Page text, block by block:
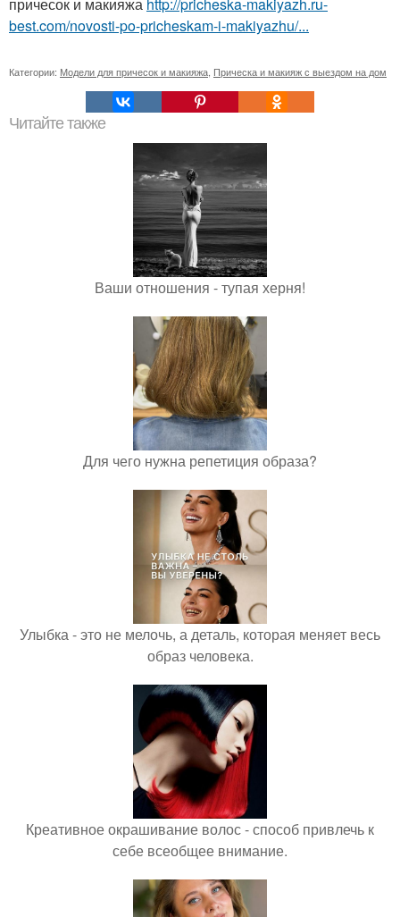
причесок и макияжа http://pricheska-makiyazh.ru-
best.com/novosti-po-pricheskam-i-makiyazhu/...
Категории: Модели для причесок и макияжа, Прическа и макияж с выездом на дом
Читайте также
Ваши отношения - тупая херня!
Для чего нужна репетиция образа?
Улыбка - это не мелочь, а деталь, которая меняет весь
образ человека.
Креативное окрашивание волос - способ привлечь к
себе всеобщее внимание.